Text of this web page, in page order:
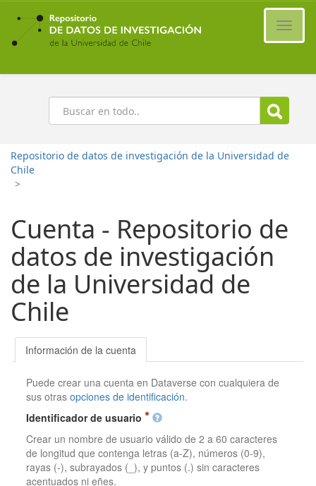
Ir
contenido
principal
Buscar
Repositorio de datos de investigación de la Universidad de
Chile
>
Cuenta - Repositorio de
datos de investigación
de la Universidad de
Chile
Información de la cuenta
Puede crear una cuenta en Dataverse con cualquiera de
sus otrasopciones de identificación.
Identificador de usuario
Crear un nombre de usuario válido de 2 a 60 caracteres
de longitud que contenga letras (a-Z), números (0-9),
rayas (-), subrayados (_), y puntos (.) sin caracteres
acentuados ni eñes.